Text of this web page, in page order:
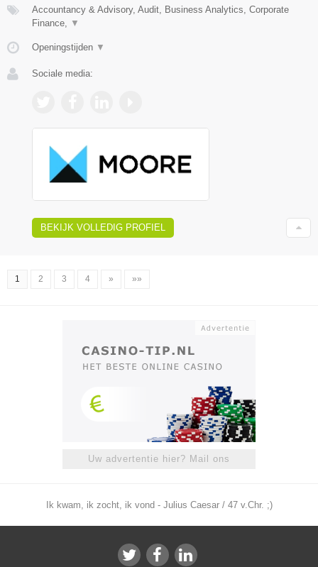
Accountancy & Advisory, Audit, Business Analytics, Corporate
Finance,
▼
Openingstijden ▼
Sociale media:
BEKIJK VOLLEDIG PROFIEL
1 2 3 4 » »»
Uw advertentie hier? Mail ons
Ik kwam, ik zocht, ik vond - Julius Caesar / 47 v.Chr. ;)